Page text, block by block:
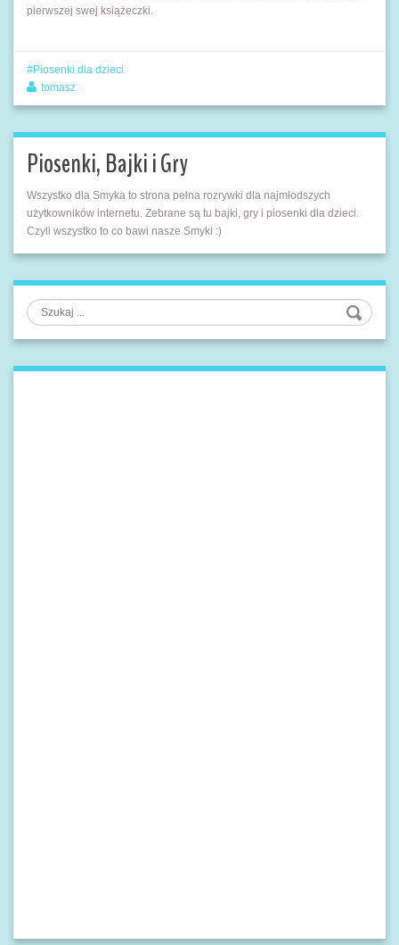
pierwszej swej książeczki.
Piosenki dla dzieci
tomasz
Piosenki, Bajki i Gry
Wszystko dla Smyka to strona pełna rozrywki dla najmłodszych
użytkowników internetu. Zebrane są tu bajki, gry i piosenki dla dzieci.
Czyli wszystko to co bawi nasze Smyki :)
Szukaj